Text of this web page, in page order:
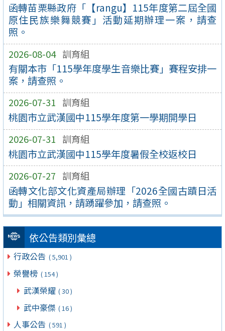
函轉苗栗縣政府「【rangu】115年度第二屆全國
原住民族樂舞競賽」活動延期辦理一案，請查
照。
2026-08-04 訓育組
有關本市「115學年度學生音樂比賽」賽程安排一
案，請查照。
2026-07-31 訓育組
桃園市立武漢國中115學年度第一學期開學日
2026-07-31 訓育組
桃園市立武漢國中115學年度暑假全校返校日
2026-07-27 訓育組
函轉文化部文化資產局辦理「2026全國古蹟日活
動」相關資訊，請踴躍參加，請查照。
依公告類別彙總
行政公告 ( 5,901 )
榮譽榜 ( 154 )
武漢榮耀 ( 30 )
武中豪傑 ( 16 )
人事公告 ( 591 )